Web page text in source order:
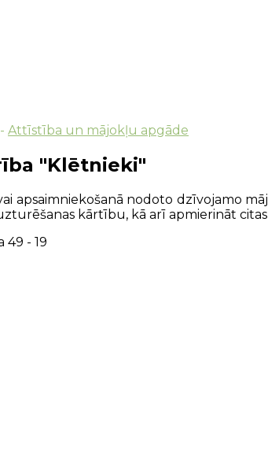
- Attīstība un mājokļu apgāde
"Klētnieki"
apsaimniekošanā nodoto dzīvojamo
kārtību, kā arī apmierināt
49 - 19